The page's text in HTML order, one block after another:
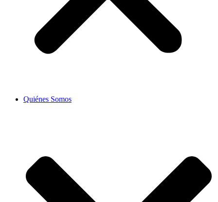
Quiénes Somos